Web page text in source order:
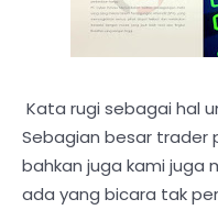
Kata rugi sebagai hal
Sebagian besar trader
bahkan juga kami juga
ada yang bicara tak